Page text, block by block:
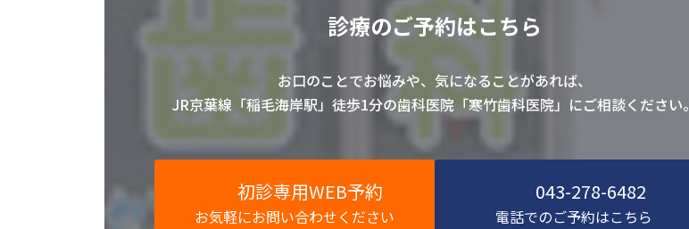
診療のご予約はこちら
お口のことでお悩みや、気になることがあれば、
JR京葉線「稲毛海岸駅」徒歩1分の歯科医院「寒竹歯科医院」にご相談ください。
初診専用WEB予約
お気軽にお問い合わせください
043-278-6482
電話でのご予約はこちら